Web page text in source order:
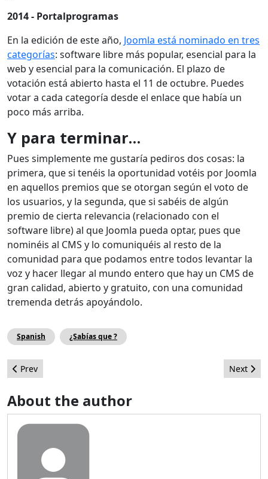
2014 - Portalprogramas
En la edición de este año, Joomla está nominado en tres
categorías: software libre más popular, esencial para la
web y esencial para la comunicación. El plazo de
votación está abierto hasta el 11 de octubre. Puedes
votar a cada categoría desde el enlace que había un
poco más arriba.
Y para terminar…
Pues simplemente me gustaría pediros dos cosas: la
primera, que si tenéis la oportunidad votéis por Joomla
en aquellos premios que se otorgan según el voto de
los usuarios, y la segunda, que si sabéis de algún
premio de cierta relevancia (relacionado con el
software libre) al que Joomla pueda optar, pues que
nominéis al CMS y lo comuniquéis al resto de la
comunidad para que podamos entre todos levantar la
voz y hacer llegar al mundo entero que hay un CMS de
gran calidad, abierto y gratuito, con una comunidad
tremenda detrás apoyándolo.
Spanish ¿Sabías que ?
Previous article: La versión 3 del JED cerca de estar
Prev Next
Next
About the author